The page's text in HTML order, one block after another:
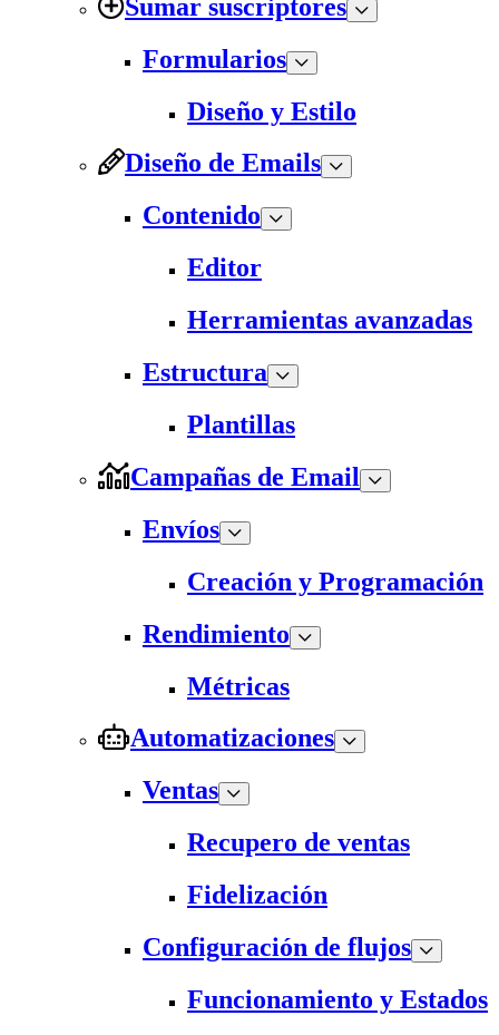
Sumar suscriptores
Formularios
Diseño y Estilo
Diseño de Emails
Contenido
Editor
Herramientas avanzadas
Estructura
Plantillas
Campañas de Email
Envíos
Creación y Programación
Rendimiento
Métricas
Automatizaciones
Ventas
Recupero de ventas
Fidelización
Configuración de flujos
Funcionamiento y Estados